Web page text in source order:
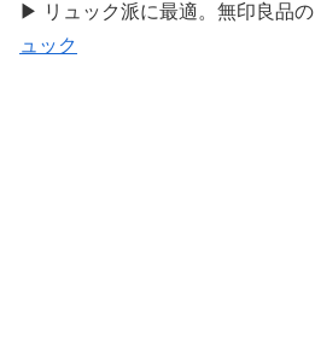
▶ リュック派に最適。無印良品の
ュック